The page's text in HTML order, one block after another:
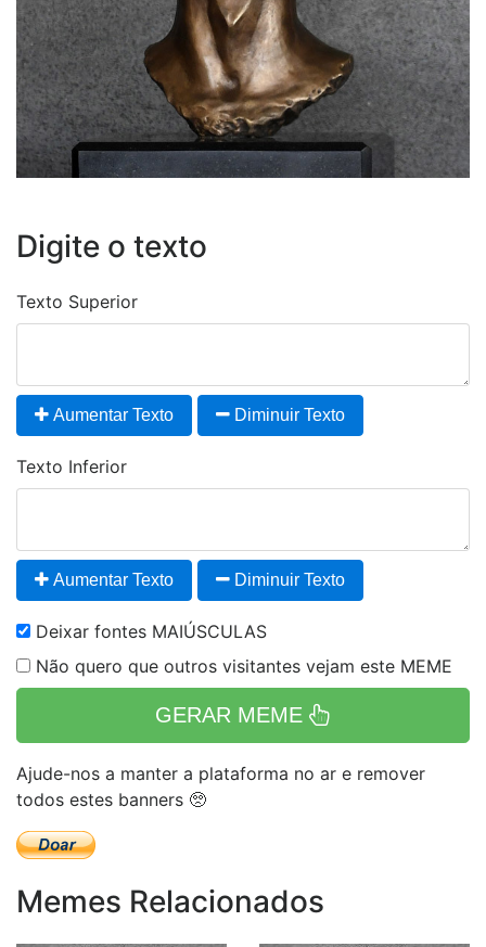
Digite o texto
Texto Superior
Aumentar Texto Diminuir Texto
Texto Inferior
Aumentar Texto Diminuir Texto
Deixar fontes MAIÚSCULAS
Não quero que outros visitantes vejam este MEME
GERAR MEME
Ajude-nos a manter a plataforma no ar e remover
todos estes banners 🥺
Memes Relacionados